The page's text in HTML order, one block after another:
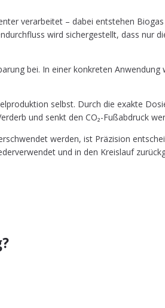
ver­ar­bei­tet – dabei ent­ste­hen
wird sicher­ge­stellt, dass nur
bei. In einer kon­kre­ten
selbst. Durch die exak­te
und senkt den CO₂-Fuß­ab­druck
wer­den, ist Prä­zi­si­on
und in den Kreis­lauf